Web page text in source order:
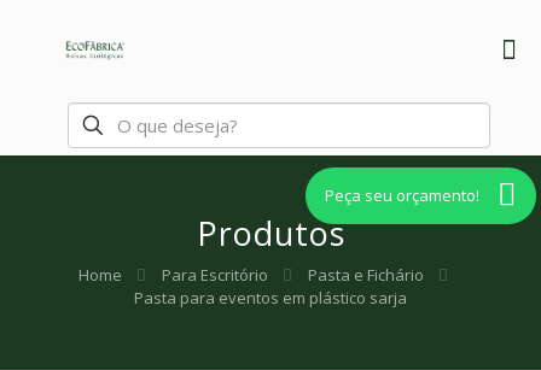
Produtos
Peça seu orçamento!
Home Para Escritório
Pasta e Fichário
Pasta para eventos em plástico sarja